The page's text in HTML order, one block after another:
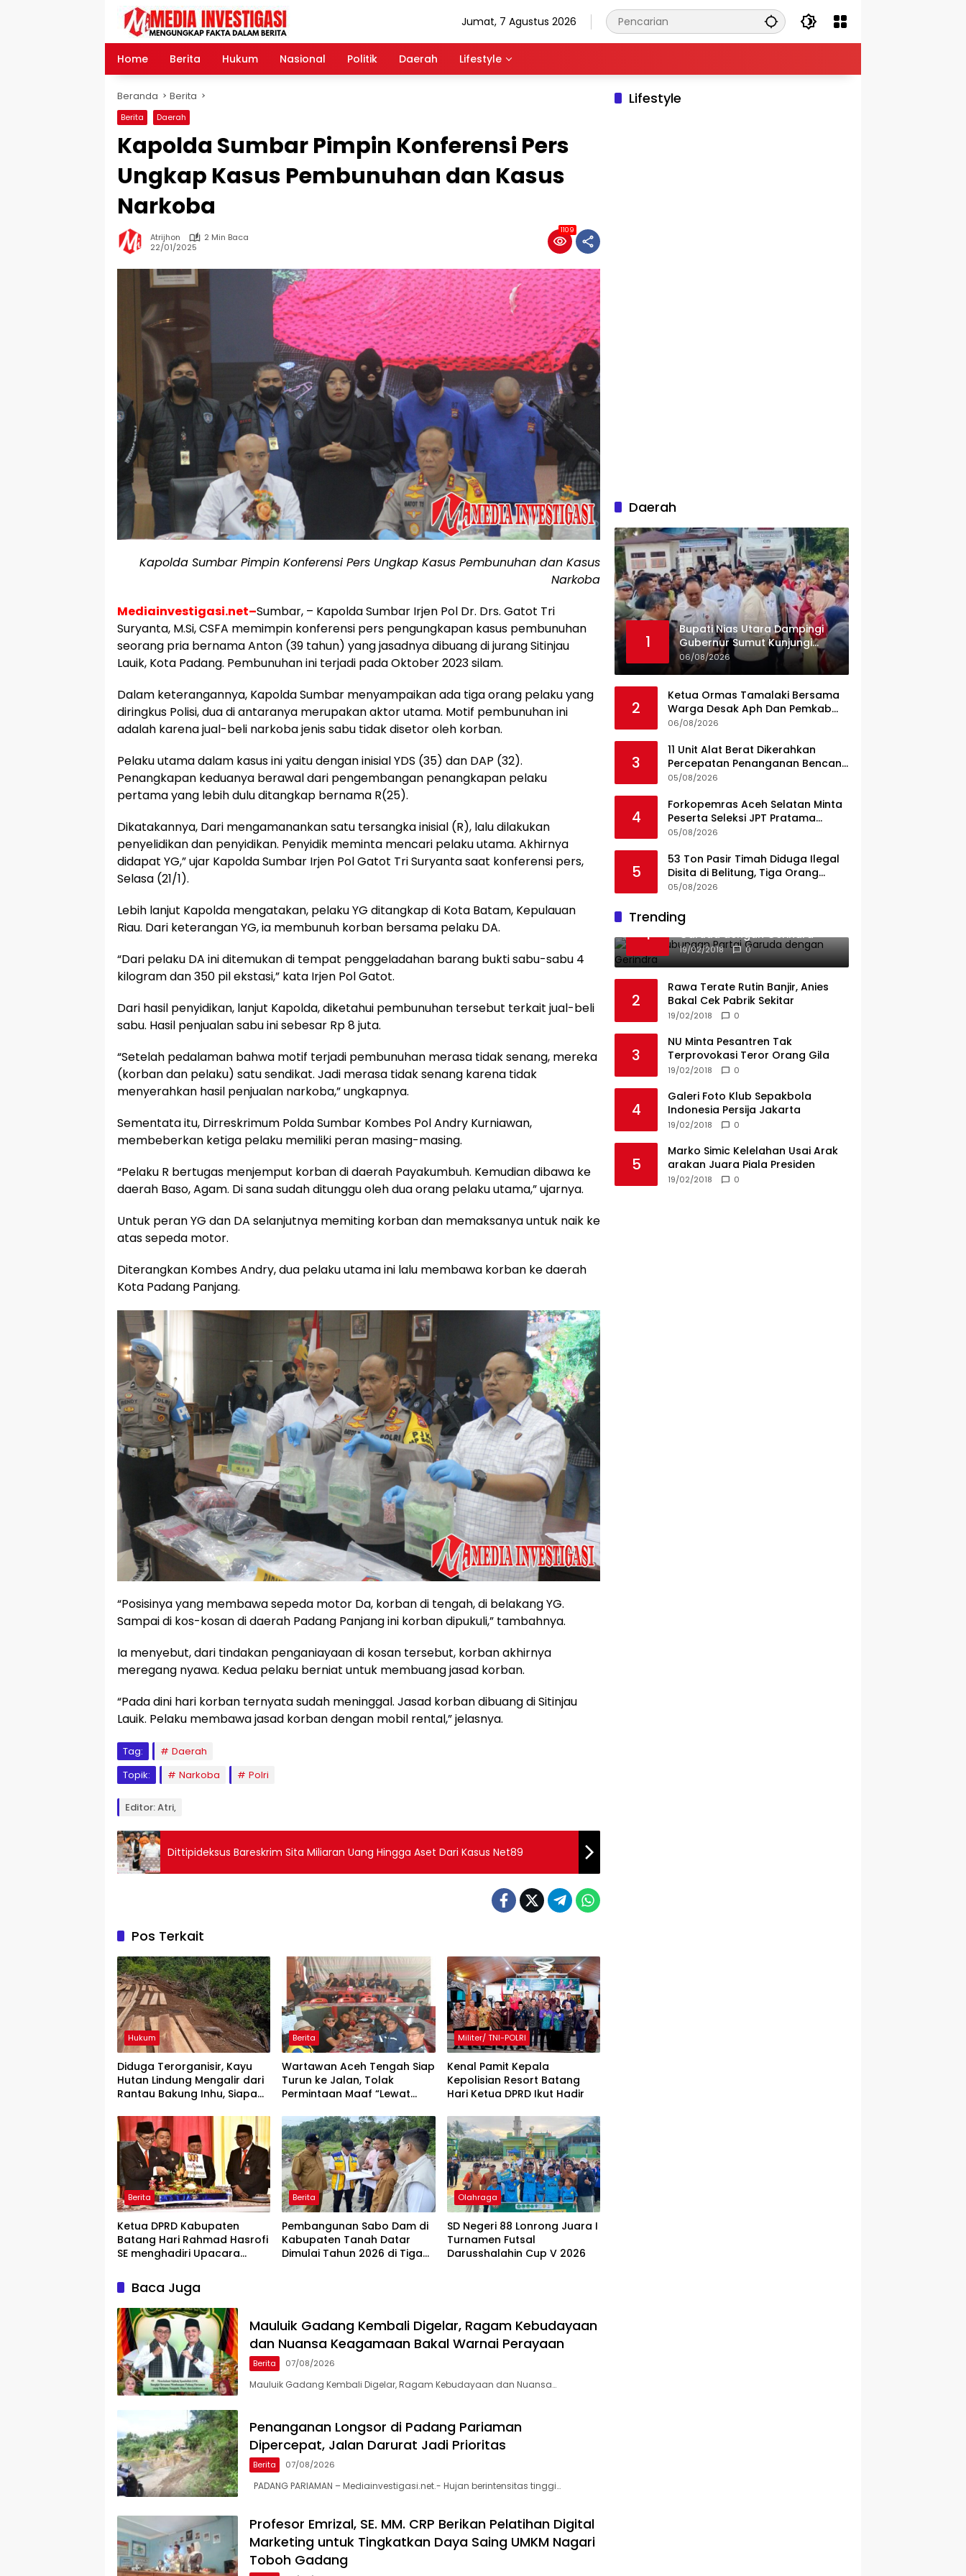
Jumat, 7 Agustus 2026
Home Berita Hukum Nasional Politik Daerah Lifestyle
Beranda Berita
Berita Daerah
Kapolda Sumbar Pimpin Konferensi Pers
Ungkap Kasus Pembunuhan dan Kasus
Narkoba
Atrijhon
2 Min Baca
22/01/2025
1109
Kapolda Sumbar Pimpin Konferensi Pers Ungkap Kasus Pembunuhan dan Kasus
Narkoba
Mediainvestigasi.net–Sumbar, – Kapolda Sumbar Irjen Pol Dr. Drs. Gatot Tri
Suryanta, M.Si, CSFA memimpin konferensi pers pengungkapan kasus pembunuhan
seorang pria bernama Anton (39 tahun) yang jasadnya dibuang di jurang Sitinjau
Lauik, Kota Padang. Pembunuhan ini terjadi pada Oktober 2023 silam.
Dalam keterangannya, Kapolda Sumbar menyampaikan ada tiga orang pelaku yang
diringkus Polisi, dua di antaranya merupakan aktor utama. Motif pembunuhan ini
adalah karena jual-beli narkoba jenis sabu tidak disetor oleh korban.
Pelaku utama dalam kasus ini yaitu dengan inisial YDS (35) dan DAP (32).
Penangkapan keduanya berawal dari pengembangan penangkapan pelaku
pertama yang lebih dulu ditangkap bernama R(25).
Dikatakannya, Dari mengamanankan satu tersangka inisial (R), lalu dilakukan
penyelidikan dan penyidikan. Penyidik meminta mencari pelaku utama. Akhirnya
didapat YG,” ujar Kapolda Sumbar Irjen Pol Gatot Tri Suryanta saat konferensi pers,
Selasa (21/1).
Lebih lanjut Kapolda mengatakan, pelaku YG ditangkap di Kota Batam, Kepulauan
Riau. Dari keterangan YG, ia membunuh korban bersama pelaku DA.
“Dari pelaku DA ini ditemukan di tempat penggeladahan barang bukti sabu-sabu 4
kilogram dan 350 pil ekstasi,” kata Irjen Pol Gatot.
Dari hasil penyidikan, lanjut Kapolda, diketahui pembunuhan tersebut terkait jual-beli
sabu. Hasil penjualan sabu ini sebesar Rp 8 juta.
“Setelah pedalaman bahwa motif terjadi pembunuhan merasa tidak senang, mereka
(korban dan pelaku) satu sendikat. Jadi merasa tidak senang karena tidak
menyerahkan hasil penjualan narkoba,” ungkapnya.
Sementata itu, Dirreskrimum Polda Sumbar Kombes Pol Andry Kurniawan,
membeberkan ketiga pelaku memiliki peran masing-masing.
“Pelaku R bertugas menjemput korban di daerah Payakumbuh. Kemudian dibawa ke
daerah Baso, Agam. Di sana sudah ditunggu oleh dua orang pelaku utama,” ujarnya.
Untuk peran YG dan DA selanjutnya memiting korban dan memaksanya untuk naik ke
atas sepeda motor.
Diterangkan Kombes Andry, dua pelaku utama ini lalu membawa korban ke daerah
Kota Padang Panjang.
“Posisinya yang membawa sepeda motor Da, korban di tengah, di belakang YG.
Sampai di kos-kosan di daerah Padang Panjang ini korban dipukuli,” tambahnya.
Ia menyebut, dari tindakan penganiayaan di kosan tersebut, korban akhirnya
meregang nyawa. Kedua pelaku berniat untuk membuang jasad korban.
“Pada dini hari korban ternyata sudah meninggal. Jasad korban dibuang di Sitinjau
Lauik. Pelaku membawa jasad korban dengan mobil rental,” jelasnya.
Tag:
Daerah
Topik:
Narkoba Polri
Editor: Atri,
Dittipideksus Bareskrim Sita Miliaran Uang Hingga Aset Dari Kasus Net89
Pos Terkait
Hukum
Diduga Terorganisir, Kayu
Hutan Lindung Mengalir dari
Rantau Bakung Inhu, Siapa
Berita
Wartawan Aceh Tengah Siap
Turun ke Jalan, Tolak
Permintaan Maaf “Lewat
Militer/ TNI-POLRI
Kenal Pamit Kepala
Kepolisian Resort Batang
Hari ‎Ketua DPRD Ikut Hadir
Berita
Ketua DPRD Kabupaten
Batang Hari Rahmad Hasrofi
SE menghadiri Upacara
Berita
Pembangunan Sabo Dam di
Kabupaten Tanah Datar
Dimulai Tahun 2026 di Tiga
Olahraga
SD Negeri 88 Lonrong Juara I
Turnamen Futsal
Darusshalahin Cup V 2026
Baca Juga
Mauluik Gadang Kembali Digelar, Ragam Kebudayaan
dan Nuansa Keagamaan Bakal Warnai Perayaan
Berita 07/08/2026
Mauluik Gadang Kembali Digelar, Ragam Kebudayaan dan Nuansa…
Penanganan Longsor di Padang Pariaman
Dipercepat, Jalan Darurat Jadi Prioritas
Berita 07/08/2026
PADANG PARIAMAN – Mediainvestigasi.net.- Hujan berintensitas tinggi…
Profesor Emrizal, SE. MM. CRP Berikan Pelatihan Digital
Marketing untuk Tingkatkan Daya Saing UMKM Nagari
Toboh Gadang
Lifestyle
Daerah
1
Bupati Nias Utara Dampingi
Gubernur Sumut Kunjungi
UPTD Puskesmas Lahewa
06/08/2026
2
Ketua Ormas Tamalaki Bersama
Warga Desak Aph Dan Pemkab
Konsel Tangkap Pelaku Angkut
PT KAP Melintas Jalan Umum
06/08/2026
3
11 Unit Alat Berat Dikerahkan
Percepatan Penanganan Bencana
di Kelurahan Sipange Kecamatan
05/08/2026
4
Forkopemras Aceh Selatan Minta
Peserta Seleksi JPT Pratama
Andalkan Kompetensi dan
05/08/2026
5
53 Ton Pasir Timah Diduga Ilegal
Disita di Belitung, Tiga Orang
Diamankan, Dua Masih Diburu
05/08/2026
Trending
1
Ini Dia Hubungan Partai
Garuda dengan Gerindra
19/02/2018 0
2
Rawa Terate Rutin Banjir, Anies
Bakal Cek Pabrik Sekitar
19/02/2018 0
3
NU Minta Pesantren Tak
Terprovokasi Teror Orang Gila
19/02/2018 0
4
Galeri Foto Klub Sepakbola
Indonesia Persija Jakarta
19/02/2018 0
5
Marko Simic Kelelahan Usai Arak
arakan Juara Piala Presiden
19/02/2018 0